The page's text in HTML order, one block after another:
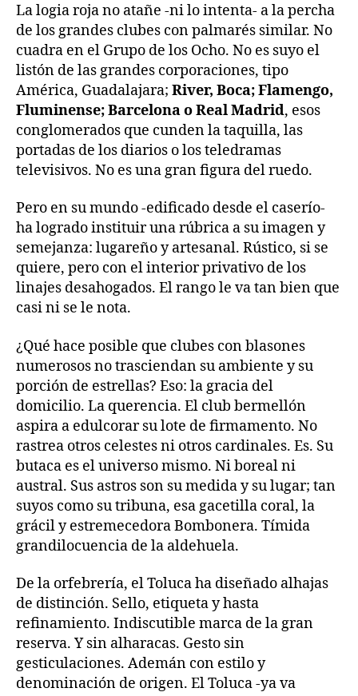
La logia roja no atañe -ni lo intenta- a la percha
de los grandes clubes con palmarés similar. No
cuadra en el Grupo de los Ocho. No es suyo el
listón de las grandes corporaciones, tipo
América, Guadalajara; River, Boca; Flamengo,
Fluminense; Barcelona o Real Madrid, esos
conglomerados que cunden la taquilla, las
portadas de los diarios o los teledramas
televisivos. No es una gran figura del ruedo.
Pero en su mundo -edificado desde el caserío-
ha logrado instituir una rúbrica a su imagen y
semejanza: lugareño y artesanal. Rústico, si se
quiere, pero con el interior privativo de los
linajes desahogados. El rango le va tan bien que
casi ni se le nota.
¿Qué hace posible que clubes con blasones
numerosos no trasciendan su ambiente y su
porción de estrellas? Eso: la gracia del
domicilio. La querencia. El club bermellón
aspira a edulcorar su lote de firmamento. No
rastrea otros celestes ni otros cardinales. Es. Su
butaca es el universo mismo. Ni boreal ni
austral. Sus astros son su medida y su lugar; tan
suyos como su tribuna, esa gacetilla coral, la
grácil y estremecedora Bombonera. Tímida
grandilocuencia de la aldehuela.
De la orfebrería, el Toluca ha diseñado alhajas
de distinción. Sello, etiqueta y hasta
refinamiento. Indiscutible marca de la gran
reserva. Y sin alharacas. Gesto sin
gesticulaciones. Ademán con estilo y
denominación de origen. El Toluca -ya va